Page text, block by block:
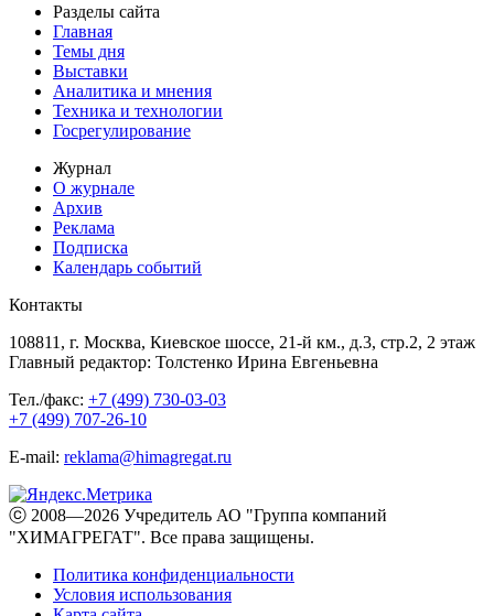
Разделы сайта
Главная
Темы дня
Выставки
Аналитика и мнения
Техника и технологии
Госрегулирование
Журнал
О журнале
Архив
Реклама
Подписка
Календарь событий
Контакты
108811, г. Москва, Киевское шоссе, 21-й км., д.3, стр.2, 2 этаж
Главный редактор: Толстенко Ирина Евгеньевна
Тел./факс: +7 (499) 730-03-03
+7 (499) 707-26-10
E-mail: reklama@himagregat.ru
ⓒ 2008—2026 Учредитель АО "Группа компаний
"ХИМАГРЕГАТ". Все права защищены.
Политика конфиденциальности
Условия использования